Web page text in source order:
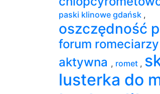
paski klinowe gdańsk ,
oszczędność
forum romeciarzy
aktywna , romet ,
lusterka do